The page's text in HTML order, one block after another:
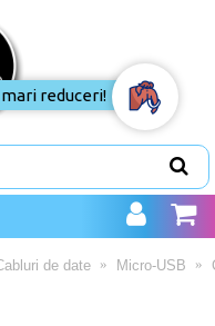
de date Micro-USB
reduceri!